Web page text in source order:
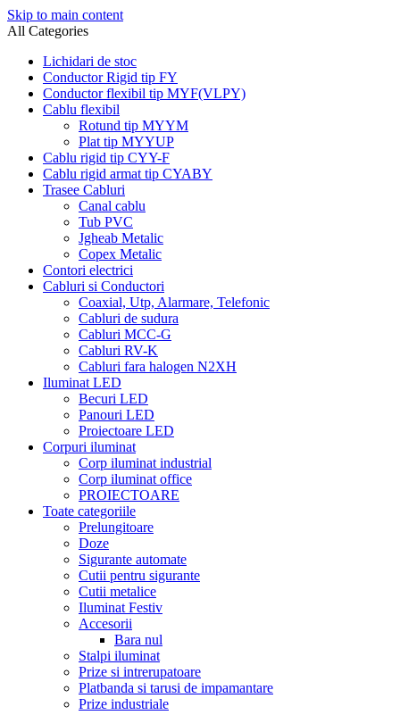
Skip to main content
All Categories
Lichidari de stoc
Conductor Rigid tip FY
Conductor flexibil tip MYF(VLPY)
Cablu flexibil
Rotund tip MYYM
Plat tip MYYUP
Cablu rigid tip CYY-F
Cablu rigid armat tip CYABY
Trasee Cabluri
Canal cablu
Tub PVC
Jgheab Metalic
Copex Metalic
Contori electrici
Cabluri si Conductori
Coaxial, Utp, Alarmare, Telefonic
Cabluri de sudura
Cabluri MCC-G
Cabluri RV-K
Cabluri fara halogen N2XH
Iluminat LED
Becuri LED
Panouri LED
Proiectoare LED
Corpuri iluminat
Corp iluminat industrial
Corp iluminat office
PROIECTOARE
Toate categoriile
Prelungitoare
Doze
Sigurante automate
Cutii pentru sigurante
Cutii metalice
Iluminat Festiv
Accesorii
Bara nul
Stalpi iluminat
Prize si intrerupatoare
Platbanda si tarusi de impamantare
Prize industriale